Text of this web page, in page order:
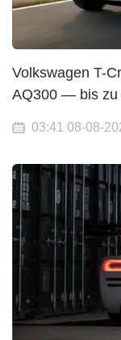
Volkswagen T-
AQ300 — bis zu
03:41 08-08-